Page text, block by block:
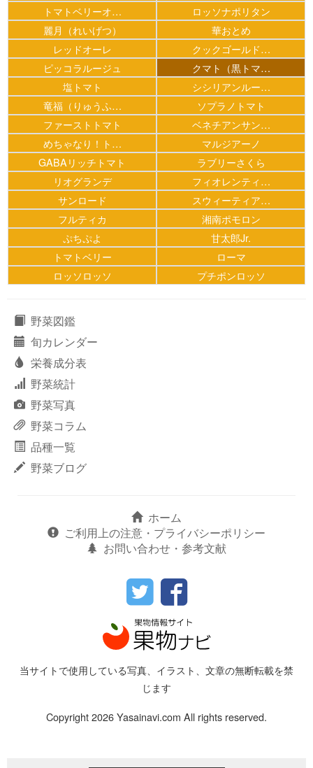
トマトベリーオ…
ロッソナポリタン
麗月（れいげつ）
華おとめ
レッドオーレ
クックゴールド…
ピッコラルージュ
クマト（黒トマ…
塩トマト
シシリアンルー…
竜福（りゅうふ…
ソプラノトマト
ファーストトマト
ベネチアンサン…
めちゃなり！ト…
マルジアーノ
GABAリッチトマト
ラブリーさくら
リオグランデ
フィオレンティ…
サンロード
スウィーティア…
フルティカ
湘南ポモロン
ぷちぷよ
甘太郎Jr.
トマトベリー
ローマ
ロッソロッソ
プチポンロッソ
野菜図鑑
旬カレンダー
栄養成分表
野菜統計
野菜写真
野菜コラム
品種一覧
野菜ブログ
ホーム
ご利用上の注意・プライバシーポリシー
お問い合わせ・参考文献
当サイトで使用している写真、イラスト、文章の無断転載を禁
じます
Copyright 2026 Yasainavi.com All rights reserved.